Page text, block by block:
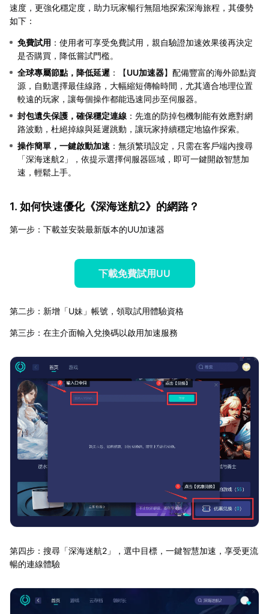
速度，更強化穩定度，助力玩家暢行無阻地探索深海旅程，其優勢
如下：
免費試用 ：使用者可享受免費試用，親自驗證加速效果後再決定
是否購買，降低嘗試門檻。
全球專屬節點，降低延遲 ：【UU加速器】配備豐富的海外節點資
源，自動選擇最佳線路，大幅縮短傳輸時間，尤其適合地理位置
較遠的玩家，讓每個操作都能迅速同步至伺服器。
封包遺失保護，確保穩定連線 ：先進的防掉包機制能有效應對網
路波動，杜絕掉線與延遲跳動，讓玩家持續穩定地協作探索。
操作簡單，一鍵啟動加速 ：無須繁瑣設定，只需在客戶端內搜尋
「深海迷航2」，依提示選擇伺服器區域，即可一鍵開啟智慧加
速，輕鬆上手。
1. 如何快速優化《深海迷航2》的網路？
第一步：下載並安裝最新版本的UU加速器
下載免費試用UU
第二步：新增「U妹」帳號，領取試用體驗資格
第三步：在主介面輸入兌換碼以啟用加速服務
第四步：搜尋「深海迷航2」，選中目標，一鍵智慧加速，享受更流
暢的連線體驗